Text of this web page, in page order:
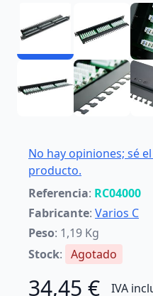
No hay opiniones; sé
producto.
Referencia: RC04000
Fabricante: Varios C
Peso: 1,19 Kg
Stock: Agotado
34,45 € IVA